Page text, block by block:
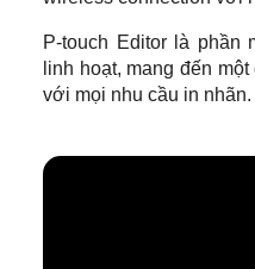
P-touch Editor là phần
linh hoạt, mang đến
với mọi nhu cầu in nhãn.